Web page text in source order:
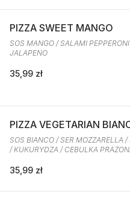
PIZZA SWEET MANGO
SOS MANGO / SALAMI
JALAPENO
35,99 zł
PIZZA VEGETARIAN
SOS BIANCO / SER MOZZARELLA
/ KUKURYDZA / CEBULKA
35,99 zł